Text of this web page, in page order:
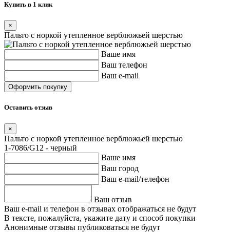
Купить в 1 клик
×
Пальто с норкой утепленное верблюжьей шерстью
Ваше имя
Ваш телефон
Ваш e-mail
Оставить отзыв
×
Пальто с норкой утепленное верблюжьей шерстью
1-7086/G12 - черный
Ваше имя
Ваш город
Ваш e-mail/телефон
Ваш отзыв
Ваш e-mail и телефон в отзывах отображаться не будут
В тексте, пожалуйста, укажите дату и способ покупки
Анонимные отзывы публиковаться не будут